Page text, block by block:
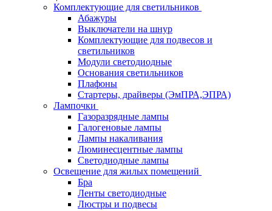
Комплектующие для светильников
Абажуры
Выключатели на шнур
Комплектующие для подвесов и
светильников
Модули светодиодные
Основания светильников
Плафоны
Стартеры, драйверы (ЭмПРА,ЭПРА)
Лампочки
Газоразрядные лампы
Галогеновые лампы
Лампы накаливания
Люминесцентные лампы
Светодиодные лампы
Освещение для жилых помещений
Бра
Ленты светодиодные
Люстры и подвесы